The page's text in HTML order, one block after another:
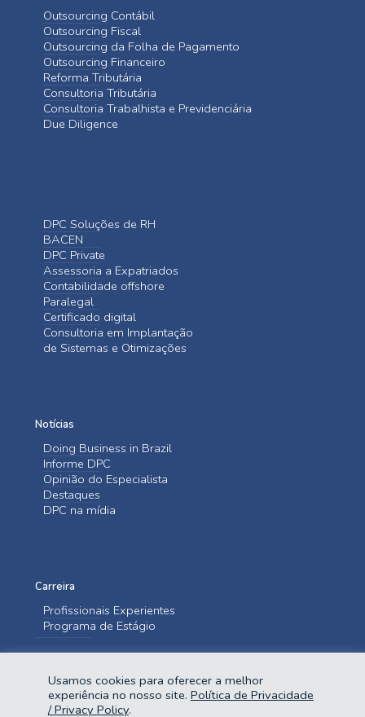
Outsourcing Contábil
Outsourcing Fiscal
Outsourcing da Folha de Pagamento
Outsourcing Financeiro
Reforma Tributária
Consultoria Tributária
Consultoria Trabalhista e Previdenciária
Due Diligence
DPC Soluções de RH
BACEN
DPC Private
Assessoria a Expatriados
Contabilidade offshore
Paralegal
Certificado digital
Consultoria em Implantação
de Sistemas e Otimizações
Notícias
Doing Business in Brazil
Informe DPC
Opinião do Especialista
Destaques
DPC na mídia
Carreira
Profissionais Experientes
Programa de Estágio
Fale Conosco
Usamos cookies para oferecer a melhor
experiência no nosso site. Política de Privacidade
/ Privacy Policy.